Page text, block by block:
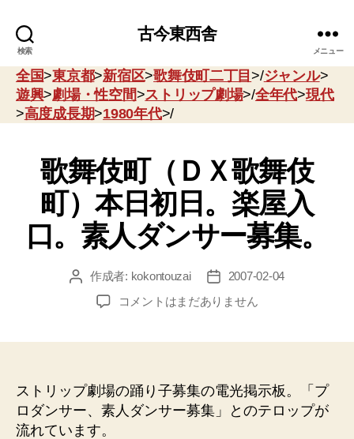
検索
古今東西舎
メニュー
全国>東京都>新宿区>歌舞伎町二丁目>/ジャンル>
遊興>劇場・性空間>ストリップ劇場>/全年代>現代
>高度成長期>1980年代>/
歌舞伎町（ＤＸ歌舞伎
町）本日初日。楽屋入
口。素人ダンサー募集。
投 作成者: kokontouzai
投
稿
日
2007-02-04
歌
Ｘ
歌
舞
コメントはまだありません
ストリップ劇場の踊り子募集の電光掲示板。「プ
ロダンサー、素人ダンサー募集」とのテロップが
流れています。